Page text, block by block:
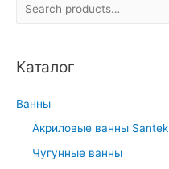
r
h
Каталог
Ванны
Акриловые ванны Santek
Чугунные ванны